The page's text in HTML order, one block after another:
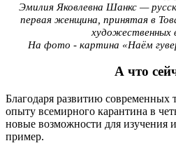
Эмилия Яковлевна Шанкс —
первая женщина, принятая в
художественных
На фото - картина «Наём
А что
Благодаря развитию современных
опыту всемирного карантина в
новые возможности для изучения
пример.